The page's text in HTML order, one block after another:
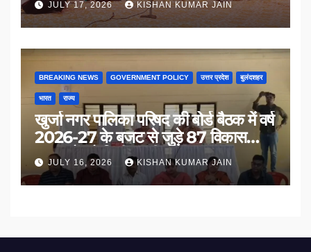
JULY 17, 2026 KISHAN KUMAR JAIN
BREAKING NEWS GOVERNMENT POLICY उत्तर प्रदेश बुलंदशहर
भारत राज्य
खुर्जा नगर पालिका परिषद की बोर्ड बैठक में वर्ष
2026-27 के बजट से जुड़े 87 विकास
प्रस्तावों को मिली मंजूरी
JULY 16, 2026 KISHAN KUMAR JAIN